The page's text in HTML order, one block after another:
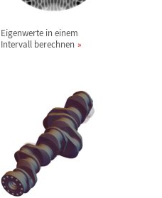
Eigenwerte in einem
Intervall berechnen